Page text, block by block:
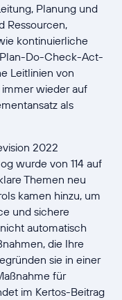
Planung und
Ressourcen,
kontinuierliche
Plan-Do-Check-Act-
Leitlinien von
wieder auf
als
2022
wurde von 114 auf
Themen neu
kamen hinzu, um
und sichere
automatisch
die Ihre
sie in einer
für
im Kertos-Beitrag